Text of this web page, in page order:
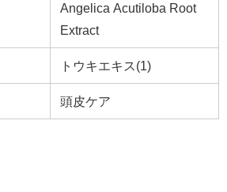
Angelica Acutiloba Root
Extract
トウキエキス(1)
頭皮ケア